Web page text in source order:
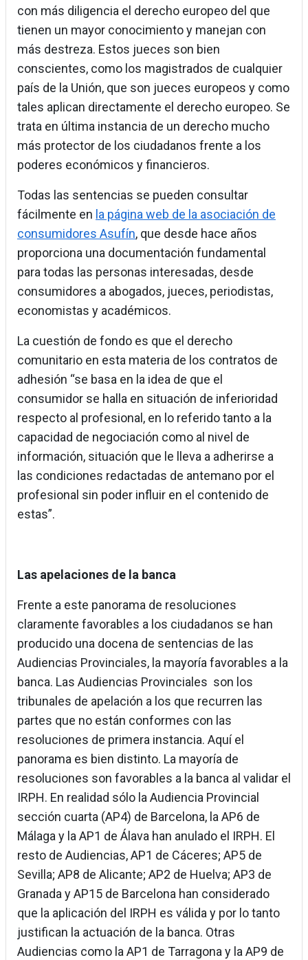
con más diligencia el derecho europeo del que
tienen un mayor conocimiento y manejan con
más destreza. Estos jueces son bien
conscientes, como los magistrados de cualquier
país de la Unión, que son jueces europeos y como
tales aplican directamente el derecho europeo. Se
trata en última instancia de un derecho mucho
más protector de los ciudadanos frente a los
poderes económicos y financieros.
Todas las sentencias se pueden consultar
fácilmente en la página web de la asociación de
consumidores Asufín, que desde hace años
proporciona una documentación fundamental
para todas las personas interesadas, desde
consumidores a abogados, jueces, periodistas,
economistas y académicos.
La cuestión de fondo es que el derecho
comunitario en esta materia de los contratos de
adhesión “se basa en la idea de que el
consumidor se halla en situación de inferioridad
respecto al profesional, en lo referido tanto a la
capacidad de negociación como al nivel de
información, situación que le lleva a adherirse a
las condiciones redactadas de antemano por el
profesional sin poder influir en el contenido de
estas”.
Las apelaciones de la banca
Frente a este panorama de resoluciones
claramente favorables a los ciudadanos se han
producido una docena de sentencias de las
Audiencias Provinciales, la mayoría favorables a la
banca. Las Audiencias Provinciales son los
tribunales de apelación a los que recurren las
partes que no están conformes con las
resoluciones de primera instancia. Aquí el
panorama es bien distinto. La mayoría de
resoluciones son favorables a la banca al validar el
IRPH. En realidad sólo la Audiencia Provincial
sección cuarta (AP4) de Barcelona, la AP6 de
Málaga y la AP1 de Álava han anulado el IRPH. El
resto de Audiencias, AP1 de Cáceres; AP5 de
Sevilla; AP8 de Alicante; AP2 de Huelva; AP3 de
Granada y AP15 de Barcelona han considerado
que la aplicación del IRPH es válida y por lo tanto
justifican la actuación de la banca. Otras
Audiencias como la AP1 de Tarragona y la AP9 de